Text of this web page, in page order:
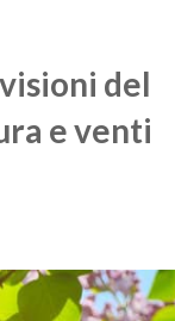
del
e venti